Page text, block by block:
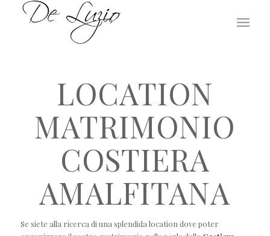
LOCATION
MATRIMONIO
COSTIERA
AMALFITANA
Se siete alla ricerca di una splendida location dove poter